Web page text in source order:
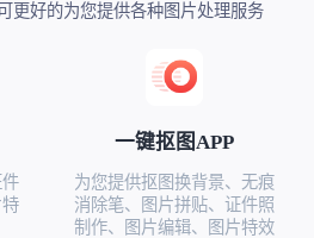
更好的为您提供各种图片处理服务
一键抠图APP
为您提供抠图换背景、无痕
消除笔、图片拼贴、证件照
制作、图片编辑、图片特效